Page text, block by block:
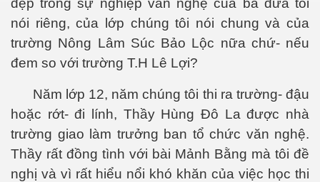
đẹp trong sự nghiệp văn nghệ của ba đứa tôi
nói riêng, của lớp chúng tôi nói chung và của
trường Nông Lâm Súc Bảo Lộc nữa chứ- nếu
đem so với trường T.H Lê Lợi?
Năm lớp 12, năm chúng tôi thi ra trường- đậu
hoặc rớt- đi lính, Thầy Hùng Đô La được nhà
trường giao làm trưởng ban tổ chức văn nghệ.
Thầy rất đồng tình với bài Mảnh Bằng mà tôi đề
nghị và vì rất hiểu nổi khó khăn của việc học thi